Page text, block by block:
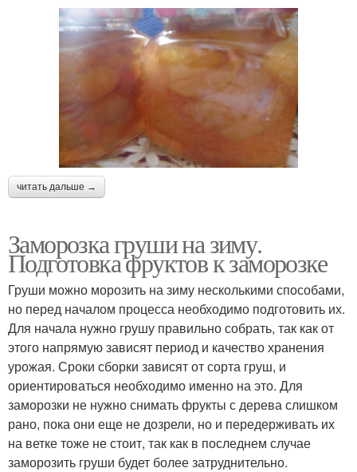
читать дальше →
Заморозка груши на зиму.
Подготовка фруктов к заморозке
Груши можно морозить на зиму несколькими способами,
но перед началом процесса необходимо подготовить их.
Для начала нужно грушу правильно собрать, так как от
этого напрямую зависят период и качество хранения
урожая. Сроки сборки зависят от сорта груш, и
ориентироваться необходимо именно на это. Для
заморозки не нужно снимать фрукты с дерева слишком
рано, пока они еще не дозрели, но и передерживать их
на ветке тоже не стоит, так как в последнем случае
заморозить груши будет более затруднительно.